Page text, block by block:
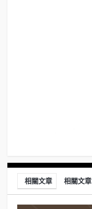
相關文章 相關文章